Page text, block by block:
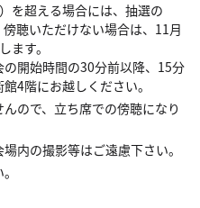
を超える場合には、抽選の
聴いただけない場合は、11月
ます。
開始時間の30分前以降、15分
4階にお越しください。
ので、立ち席での傍聴になり
内の撮影等はご遠慮下さい。